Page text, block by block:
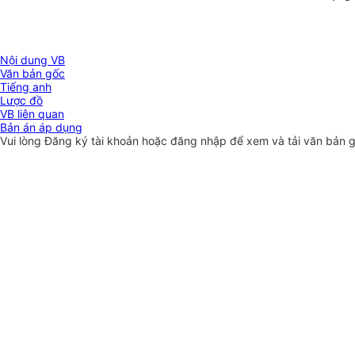
Nội dung VB
Văn bản gốc
Tiếng anh
Lược đồ
VB liên quan
Bản án áp dụng
Vui lòngĐăng ký tài khoản hoặc đăng nhập để xem và tải văn bản